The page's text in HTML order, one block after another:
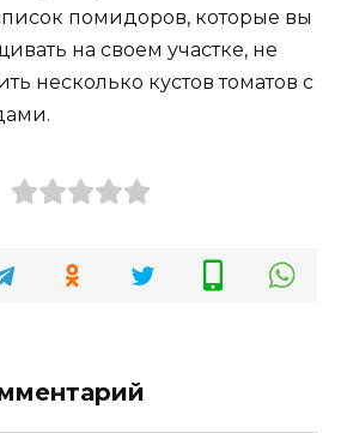
помидоров, которые вы
на своем участке, не
несколько кустов томатов с